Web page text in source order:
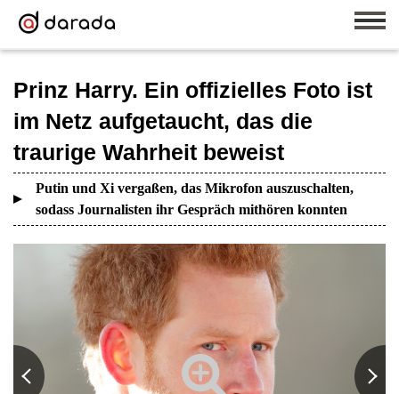
Prinz Harry. Ein offizielles Foto ist
im Netz aufgetaucht, das die
traurige Wahrheit beweist
Putin und Xi vergaßen, das Mikrofon auszuschalten,
sodass Journalisten ihr Gespräch mithören konnten